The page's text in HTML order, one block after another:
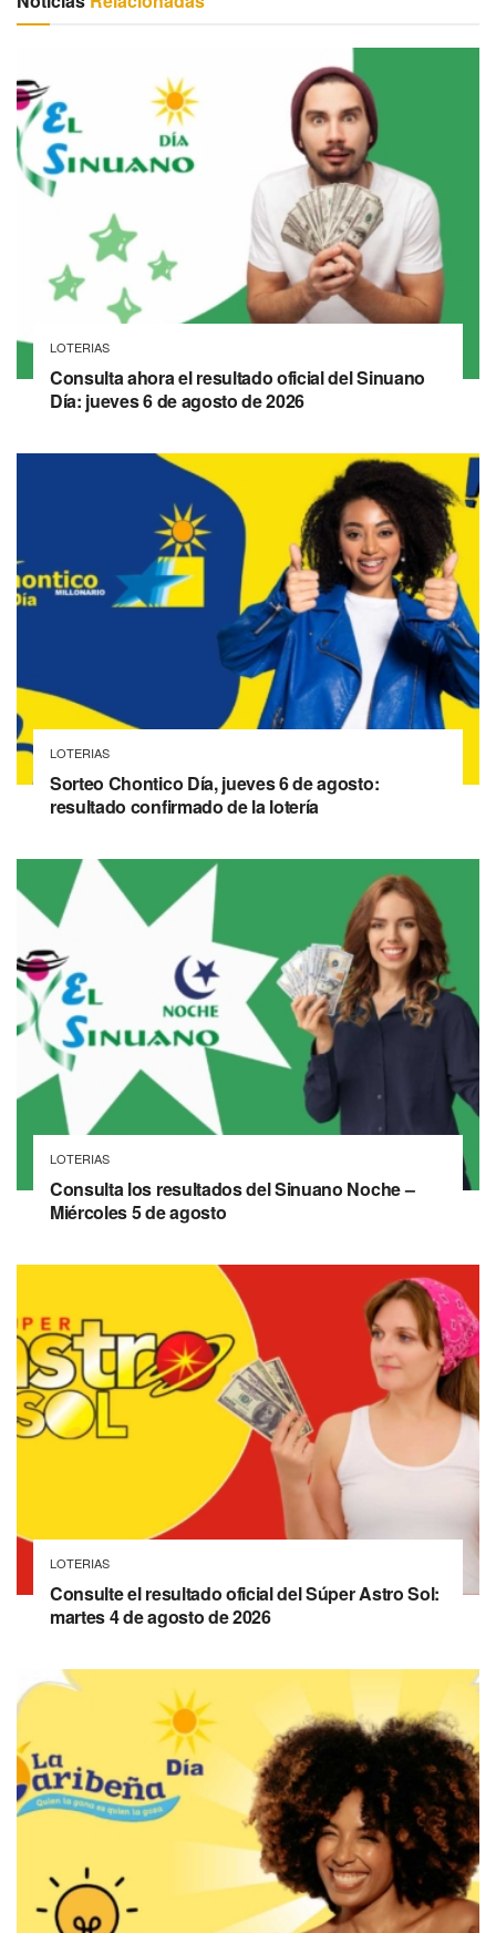
LOTERIAS
Consulta ahora el resultado oficial del Sinuano
Día: jueves 6 de agosto de 2026
LOTERIAS
Sorteo Chontico Día, jueves 6 de agosto:
resultado confirmado de la lotería
LOTERIAS
Consulta los resultados del Sinuano Noche –
Miércoles 5 de agosto
LOTERIAS
Consulte el resultado oficial del Súper Astro Sol:
martes 4 de agosto de 2026